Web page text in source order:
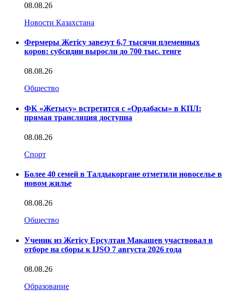
08.08.26
Новости Казахстана
Фермеры Жетісу завезут 6,7 тысячи племенных
коров: субсидии выросли до 700 тыс. тенге
08.08.26
Общество
ФК «Жетысу» встретится с «Ордабасы» в КПЛ:
прямая трансляция доступна
08.08.26
Спорт
Более 40 семей в Талдыкоргане отметили новоселье в
новом жилье
08.08.26
Общество
Ученик из Жетісу Ерсултан Макашев участвовал в
отборе на сборы к IJSO 7 августа 2026 года
08.08.26
Образование